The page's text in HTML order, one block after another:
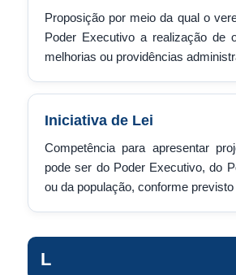
Proposição por meio da qual o
Poder Executivo a realização de
melhorias ou providências
Iniciativa de Lei
Competência para apresentar
pode ser do Poder Executivo, do
ou da população, conforme
L